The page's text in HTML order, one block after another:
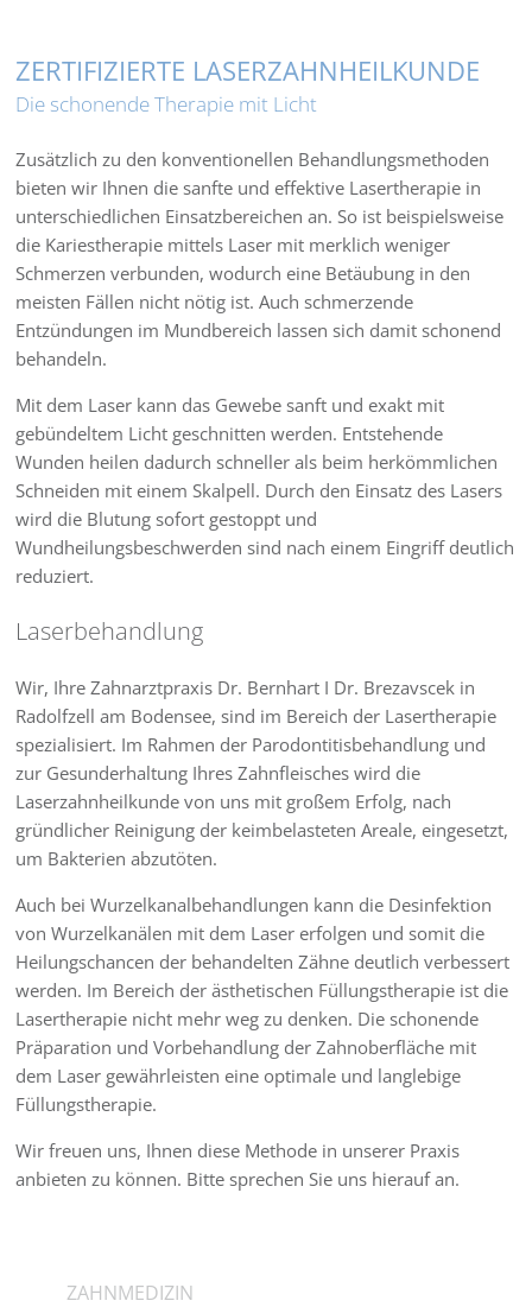
ZERTIFIZIERTE LASERZAHNHEILKUNDE
Die schonende Therapie mit Licht
Zusätzlich zu den konventionellen Behandlungsmethoden
bieten wir Ihnen die sanfte und effektive Lasertherapie in
unterschiedlichen Einsatzbereichen an. So ist beispielsweise
die Kariestherapie mittels Laser mit merklich weniger
Schmerzen verbunden, wodurch eine Betäubung in den
meisten Fällen nicht nötig ist. Auch schmerzende
Entzündungen im Mundbereich lassen sich damit schonend
behandeln.
Mit dem Laser kann das Gewebe sanft und exakt mit
gebündeltem Licht geschnitten werden. Entstehende
Wunden heilen dadurch schneller als beim herkömmlichen
Schneiden mit einem Skalpell. Durch den Einsatz des Lasers
wird die Blutung sofort gestoppt und
Wundheilungsbeschwerden sind nach einem Eingriff deutlich
reduziert.
Laserbehandlung
Wir, Ihre Zahnarztpraxis Dr. Bernhart I Dr. Brezavscek in
Radolfzell am Bodensee, sind im Bereich der Lasertherapie
spezialisiert. Im Rahmen der Parodontitisbehandlung und
zur Gesunderhaltung Ihres Zahnfleisches wird die
Laserzahnheilkunde von uns mit großem Erfolg, nach
gründlicher Reinigung der keimbelasteten Areale, eingesetzt,
um Bakterien abzutöten.
Auch bei Wurzelkanalbehandlungen kann die Desinfektion
von Wurzelkanälen mit dem Laser erfolgen und somit die
Heilungschancen der behandelten Zähne deutlich verbessert
werden. Im Bereich der ästhetischen Füllungstherapie ist die
Lasertherapie nicht mehr weg zu denken. Die schonende
Präparation und Vorbehandlung der Zahnoberfläche mit
dem Laser gewährleisten eine optimale und langlebige
Füllungstherapie.
Wir freuen uns, Ihnen diese Methode in unserer Praxis
anbieten zu können. Bitte sprechen Sie uns hierauf an.
ZAHNMEDIZIN